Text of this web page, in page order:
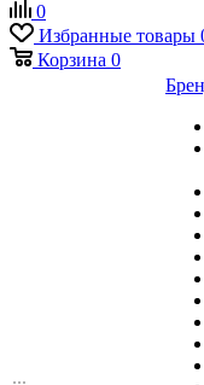
0
Избранные товары
Корзина 0